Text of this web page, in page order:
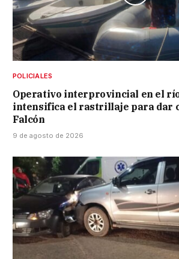
POLICIALES
Operativo interprovincial en el
intensifica el rastrillaje para dar
Falcón
9 de agosto de 2026